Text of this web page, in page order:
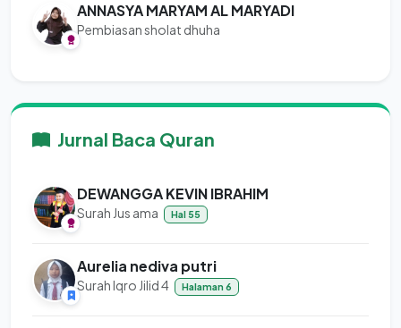
ANNASYA MARYAM AL MARYADI
Pembiasan sholat dhuha
Jurnal Baca Quran
DEWANGGA KEVIN IBRAHIM
Surah Jus ama Hal 55
Aurelia nediva putri
Surah Iqro Jilid 4 Halaman 6